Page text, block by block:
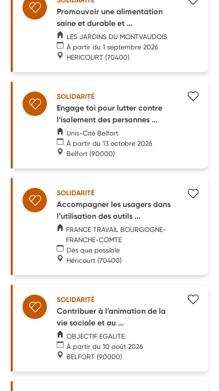
Promouvoir une alimentation
saine et durable et ...
LES JARDINS DU MONTVAUDOIS
À partir du 1 septembre 2026
HERICOURT (70400)
SOLIDARITÉ
Engage toi pour lutter contre
l’isolement des personnes ...
Unis-Cité Belfort
À partir du 13 octobre 2026
Belfort (90000)
SOLIDARITÉ
Accompagner les usagers dans
l’utilisation des outils ...
FRANCE TRAVAIL BOURGOGNE-
FRANCHE-COMTE
Dès que possible
Héricourt (70400)
SOLIDARITÉ
Contribuer à l’animation de la
vie sociale et au ...
OBJECTIF EGALITE
À partir du 10 août 2026
BELFORT (90000)